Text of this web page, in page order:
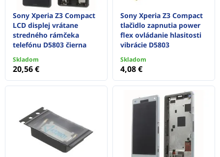
Sony Xperia Z3 Compact
LCD displej vrátane
stredného rámčeka
telefónu D5803 čierna
Skladom
20,56 €
Sony Xperia Z3 Compact
tlačidlo zapnutia power
flex ovládanie hlasitosti
vibrácie D5803
Skladom
4,08 €